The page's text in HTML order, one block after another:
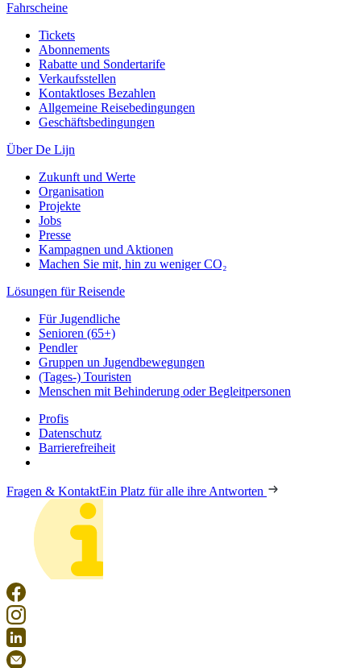
Fahrscheine
Tickets
Abonnements
Rabatte und Sondertarife
Verkaufsstellen
Kontaktloses Bezahlen
Allgemeine Reisebedingungen
Geschäftsbedingungen
Über De Lijn
Zukunft und Werte
Organisation
Projekte
Jobs
Presse
Kampagnen und Aktionen
Machen Sie mit, hin zu weniger CO₂
Lösungen für Reisende
Für Jugendliche
Senioren (65+)
Pendler
Gruppen un Jugendbewegungen
(Tages-) Touristen
Menschen mit Behinderung oder Begleitpersonen
Profis
Datenschutz
Barrierefreiheit
Fragen & KontaktEin Platz für alle ihre Antworten